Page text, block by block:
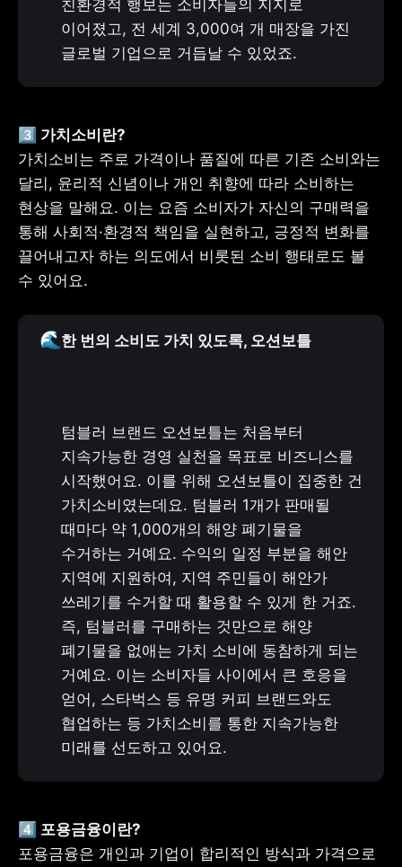
친환경적 행보는 소비자들의 지지로
이어졌고, 전 세계 3,000여 개 매장을 가진
글로벌 기업으로 거듭날 수 있었죠.
가치소비는 주로 가격이나 품질에 따른 기존 소비와는
달리, 윤리적 신념이나 개인 취향에 따라 소비하는
현상을 말해요. 이는 요즘 소비자가 자신의 구매력을
통해 사회적·환경적 책임을 실현하고, 긍정적 변화를
끌어내고자 하는 의도에서 비롯된 소비 행태로도 볼
수 있어요.
🌊 한 번의 소비도 가치 있도록, 오션보틀
텀블러 브랜드 오션보틀는 처음부터
지속가능한 경영 실천을 목표로 비즈니스를
시작했어요. 이를 위해 오션보틀이 집중한 건
가치소비였는데요. 텀블러 1개가 판매될
때마다 약 1,000개의 해양 폐기물을
수거하는 거예요. 수익의 일정 부분을 해안
지역에 지원하여, 지역 주민들이 해안가
쓰레기를 수거할 때 활용할 수 있게 한 거죠.
즉, 텀블러를 구매하는 것만으로 해양
폐기물을 없애는 가치 소비에 동참하게 되는
거예요. 이는 소비자들 사이에서 큰 호응을
얻어, 스타벅스 등 유명 커피 브랜드와도
협업하는 등 가치소비를 통한 지속가능한
미래를 선도하고 있어요.
포용금융은 개인과 기업이 합리적인 방식과 가격으로